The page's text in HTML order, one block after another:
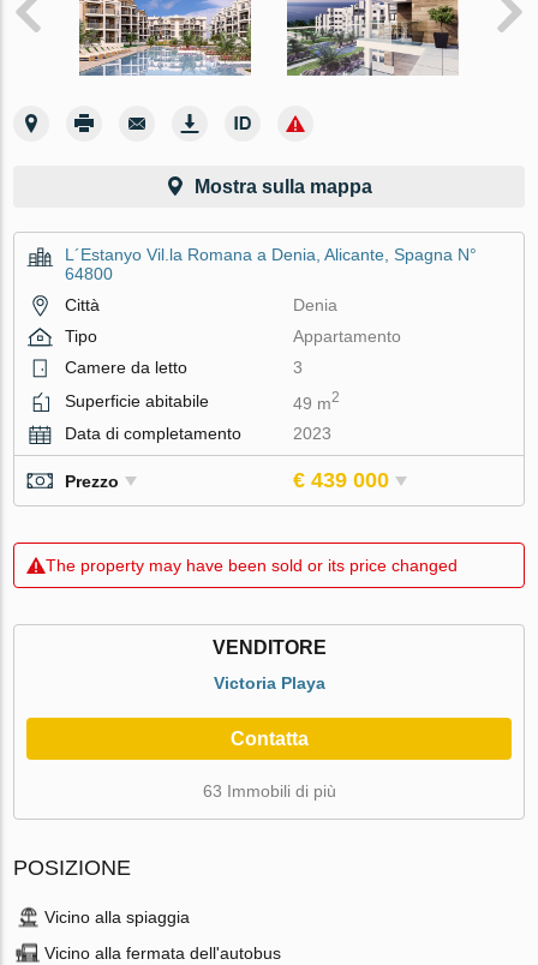
Mostra sulla mappa
L´Estanyo Vil.la Romana a Denia, Alicante, Spagna N°
64800
Città
Denia
Tipo
Appartamento
Camere da letto
3
Superficie abitabile
49 m2
Data di completamento 2023
Prezzo € 439 000
The property may have been sold or its price changed
VENDITORE
Victoria Playa
Contatta
63 Immobili di più
POSIZIONE
Vicino alla spiaggia
Vicino alla fermata dell'autobus